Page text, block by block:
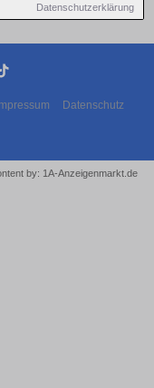
Datenschutzerklärung
Impressum Datenschutz
by: 1A-Anzeigenmarkt.de